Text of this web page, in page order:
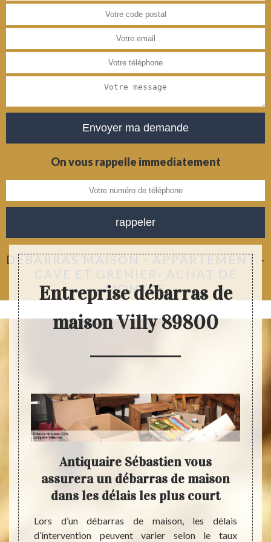
On vous rappelle immediatement
DÉBARRAS MAISON - APPARTEMENT -
CAVE ET GRENIER- ACHAT DE
MONTRE
Entreprise débarras de
maison Villy 89800
en
en
nous
Antiquaire Sébastien vous
assurera un débarras de maison
dans les délais les plus court
Lors d’un débarras de maison, les délais
d’intervention peuvent varier selon le taux